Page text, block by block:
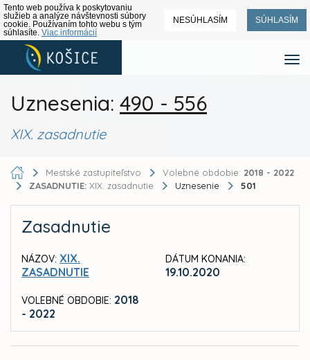
Tento web používa k poskytovaniu
služieb a analýze návštevnosti súbory
cookie. Používaním tohto webu s tým
súhlasíte. Viac informácií
NESÚHLASÍM SÚHLASÍM
Uznesenia: 490 - 556
XIX. zasadnutie
Mestské zastupiteľstvo Volebné obdobie: 2018 - 2022
ZASADNUTIE: XIX. zasadnutie Uznesenie 501
Zasadnutie
NÁZOV: XIX.
ZASADNUTIE
VOLEBNÉ OBDOBIE: 2018
- 2022
DÁTUM KONANIA:
19.10.2020